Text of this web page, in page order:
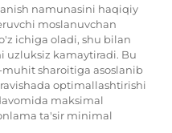
namunasini haqiqiy
moslanuvchan
ichiga oladi, shu bilan
uzluksiz kamaytiradi. Bu
sharoitiga asoslanib
optimallashtirishi
maksimal
ta'sir minimal